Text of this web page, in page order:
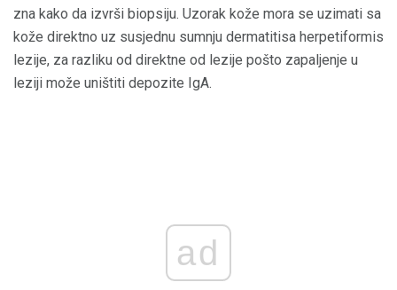
zna kako da izvrši biopsiju. Uzorak kože mora se uzimati sa
kože direktno uz susjednu sumnju dermatitisa herpetiformis
lezije, za razliku od direktne od lezije pošto zapaljenje u
leziji može uništiti depozite IgA.
ad